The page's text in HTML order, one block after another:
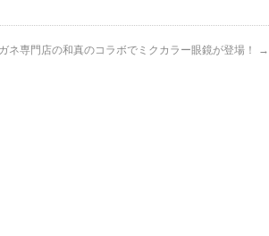
ネ専門店の和真のコラボでミクカラー眼鏡が登場！ →